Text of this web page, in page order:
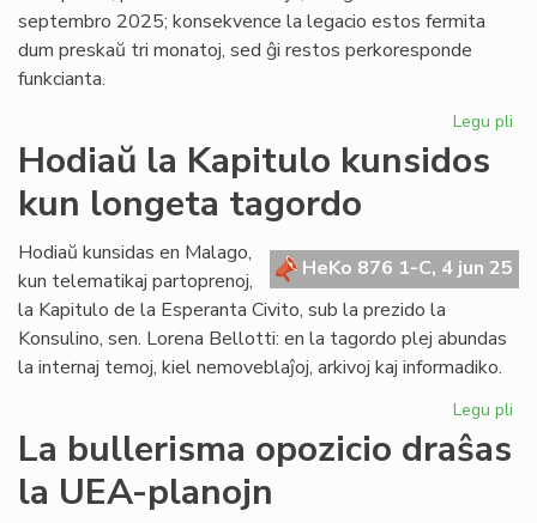
septembro 2025; konsekvence la legacio estos fermita
dum preskaŭ tri monatoj, sed ĝi restos perkoresponde
funkcianta.
Legu pli
kaj
Hodiaŭ la Kapitulo kunsidos
kun longeta tagordo
HeKo 876 1-C, 4 jun 25
Hodiaŭ kunsidas en Malago,
kun telematikaj partoprenoj,
la Kapitulo de la Esperanta Civito, sub la prezido la
Konsulino, sen. Lorena Bellotti: en la tagordo plej abundas
la internaj temoj, kiel nemoveblaĵoj, arkivoj kaj informadiko.
Legu pli
La bullerisma opozicio draŝas
la UEA-planojn